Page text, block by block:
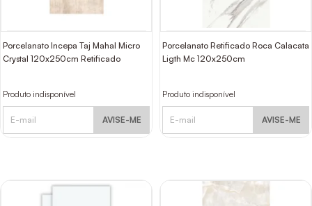
Porcelanato Incepa Taj Mahal Micro
Crystal 120x250cm Retificado
Produto indisponível
AVISE-ME
Porcelanato Retificado Roca Calacata
Ligth Mc 120x250cm
Produto indisponível
AVISE-ME